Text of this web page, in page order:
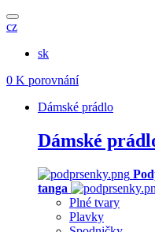
cz
sk
0 K porovnání
Dámské prádlo
Dámské
tanga
Plné tvary
Plavky